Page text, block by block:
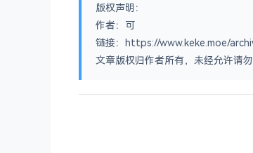
版权声明：
作者：可
链接：https://www.keke.moe/
文章版权归作者所有，未经允许请勿